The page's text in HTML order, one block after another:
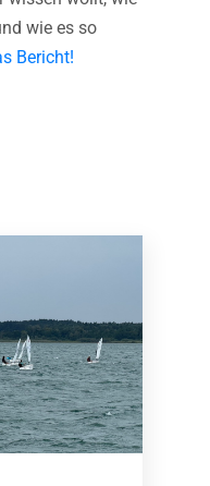
wie es so
Bericht!